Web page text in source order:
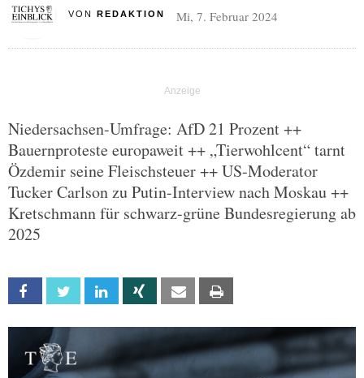
VON REDAKTION Mi, 7. Februar 2024
Niedersachsen-Umfrage: AfD 21 Prozent ++
Bauernproteste europaweit ++ „Tierwohlcent“ tarnt
Özdemir seine Fleischsteuer ++ US-Moderator
Tucker Carlson zu Putin-Interview nach Moskau ++
Kretschmann für schwarz-grüne Bundesregierung ab
2025
Facebook Twitter Linkedin Xing Email